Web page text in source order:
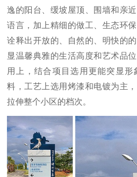
逸的阳台、缓坡屋顶、围墙和亲
语言，加上精细的做工、生态环
诠释出开放的、自然的、明快的
显温馨典雅的生活高度和艺术品
用上，结合项目选用更能突显
料，工艺上选用烤漆和电镀为主
拉伸整个小区的档次。